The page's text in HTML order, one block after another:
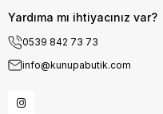
Yardıma mı ihtiyacınız var?
0539 842 73 73
info@kunupabutik.com